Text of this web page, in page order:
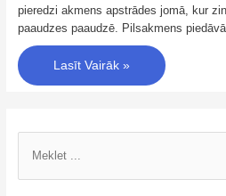
pieredzi akmens apstrādes jomā, kur
paaudzes paaudzē. Pilsakmens
Lasīt Vairāk »